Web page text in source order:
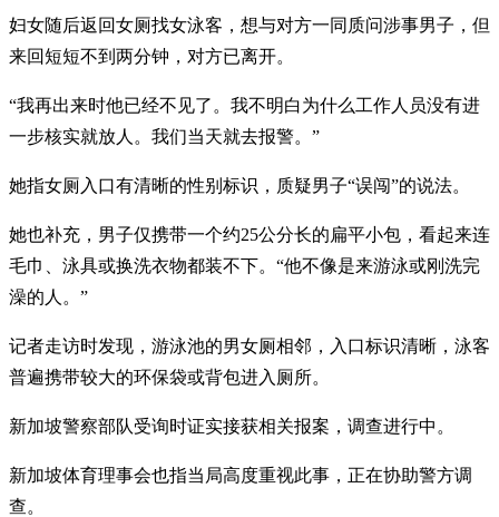
妇女随后返回女厕找女泳客，想与对方一同质问涉事男子，但
来回短短不到两分钟，对方已离开。
“我再出来时他已经不见了。我不明白为什么工作人员没有进
一步核实就放人。我们当天就去报警。”
她指女厕入口有清晰的性别标识，质疑男子“误闯”的说法。
她也补充，男子仅携带一个约25公分长的扁平小包，看起来连
毛巾、泳具或换洗衣物都装不下。“他不像是来游泳或刚洗完
澡的人。”
记者走访时发现，游泳池的男女厕相邻，入口标识清晰，泳客
普遍携带较大的环保袋或背包进入厕所。
新加坡警察部队受询时证实接获相关报案，调查进行中。
新加坡体育理事会也指当局高度重视此事，正在协助警方调
查。